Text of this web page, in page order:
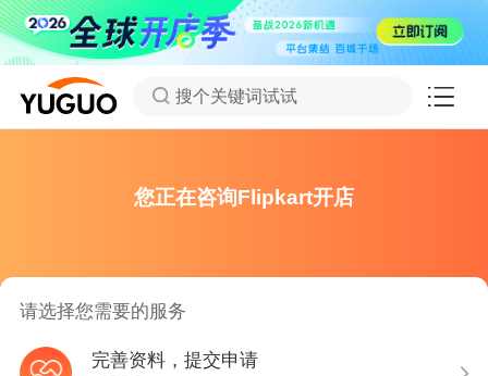
搜个关键词试试
您正在咨询Flipkart开店
请选择您需要的服务
完善资料，提交申请